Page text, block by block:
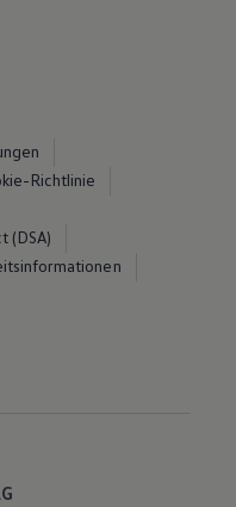
Richtlinie
(DSA)